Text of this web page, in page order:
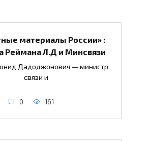
материалы России» :
Реймана Л.Д и Минсвязи
Дадоджонович — министр
связи и
0 161